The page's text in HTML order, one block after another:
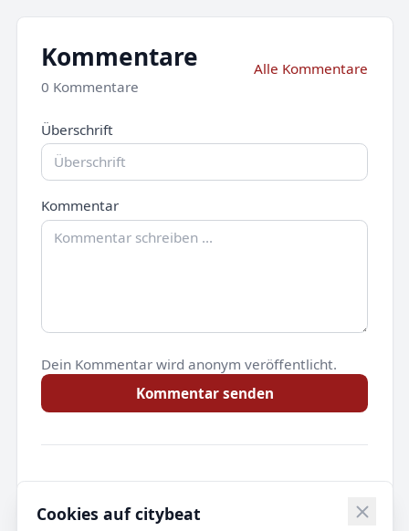
Kommentare
0 Kommentare
Alle Kommentare
Überschrift
Kommentar
Dein Kommentar wird anonym veröffentlicht.
Kommentar senden
Noch keine Kommentare.
Cookies auf citybeat